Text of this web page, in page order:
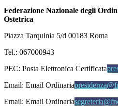
Federazione Nazionale degli
Ostetrica
Piazza Tarquinia 5/d 00183 Roma
Tel.: 067000943
PEC: Posta Elettronica Certificata
Email: Email Ordinaria
Email: Email Ordinaria